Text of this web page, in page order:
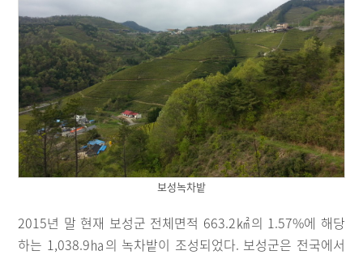
보성녹차밭
2015년 말 현재 보성군 전체면적 663.2㎢의 1.57%에 해당
하는 1,038.9㏊의 녹차밭이 조성되었다. 보성군은 전국에서